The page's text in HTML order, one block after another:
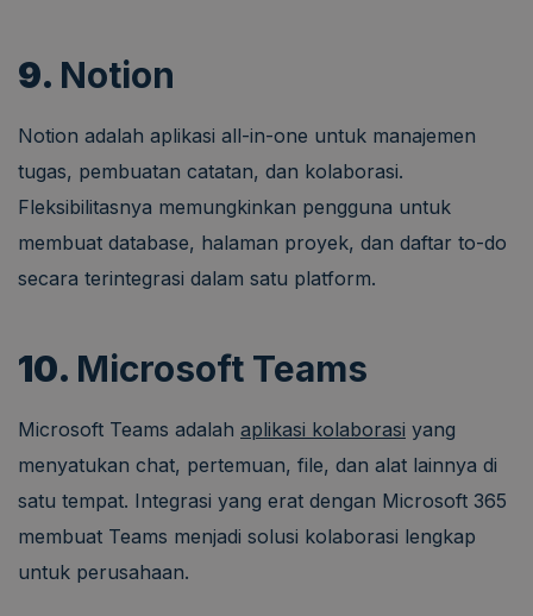
9. Notion
Notion adalah aplikasi all-in-one untuk manajemen
tugas, pembuatan catatan, dan kolaborasi.
Fleksibilitasnya memungkinkan pengguna untuk
membuat database, halaman proyek, dan daftar to-do
secara terintegrasi dalam satu platform.
10. Microsoft Teams
Microsoft Teams adalah aplikasi kolaborasi yang
menyatukan chat, pertemuan, file, dan alat lainnya di
satu tempat. Integrasi yang erat dengan Microsoft 365
membuat Teams menjadi solusi kolaborasi lengkap
untuk perusahaan.